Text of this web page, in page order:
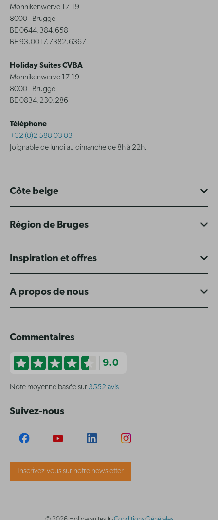
Monnikenwerve 17-19
8000 - Brugge
BE 0644.384.658
BE 93.0017.7382.6367
Holiday Suites CVBA
Monnikenwerve 17-19
8000 - Brugge
BE 0834.230.286
Téléphone
+32 (0)2 588 03 03
Joignable de lundi au dimanche de 8h à 22h.
Côte belge
Région de Bruges
Inspiration et offres
A propos de nous
Commentaires
9.0
Note moyenne basée sur 3552 avis
Suivez-nous
Inscrivez-vous sur notre newsletter